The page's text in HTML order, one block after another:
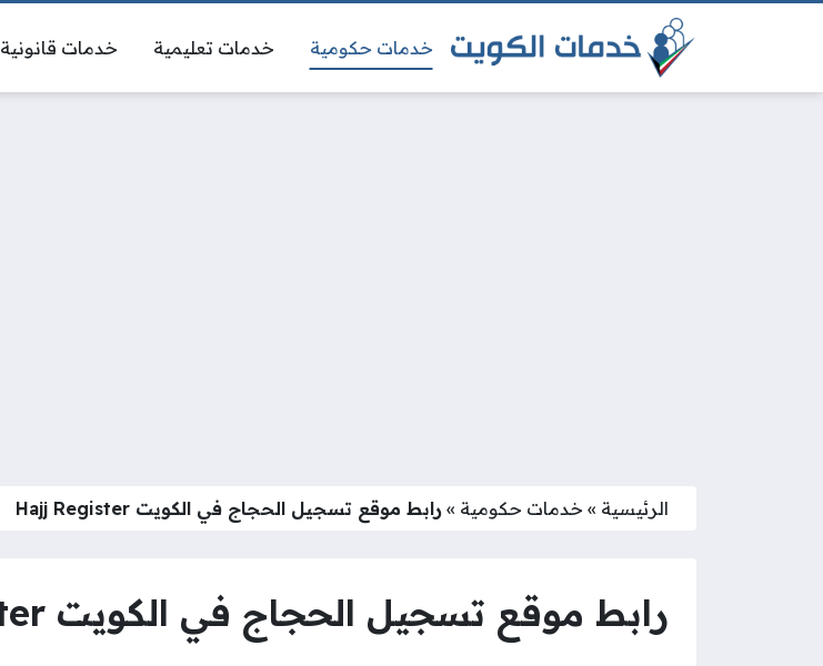
خدمات حكومية خدمات تعليمية خدمات قانونية
الرئيسية » خدمات حكومية »رابط موقع تسجيل الحجاج في الكويت Hajj Register
رابط موقع تسجيل الحجاج في الكويت Hajj Register